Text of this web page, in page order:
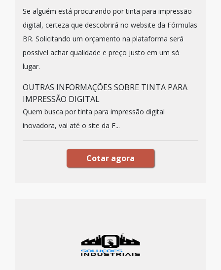
Se alguém está procurando por tinta para impressão
digital, certeza que descobrirá no website da Fórmulas
BR. Solicitando um orçamento na plataforma será
possível achar qualidade e preço justo em um só
lugar.
OUTRAS INFORMAÇÕES SOBRE TINTA PARA
IMPRESSÃO DIGITAL
Quem busca por tinta para impressão digital
inovadora, vai até o site da F...
Cotar agora